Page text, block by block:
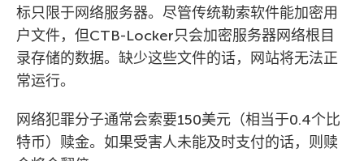
标只限于网络服务器。尽管传统勒索软件能加密用
户文件，但CTB-Locker只会加密服务器网络根目
录存储的数据。缺少这些文件的话，网站将无法正
常运行。
网络犯罪分子通常会索要150美元（相当于0.4个比
特币）赎金。如果受害人未能及时支付的话，则赎